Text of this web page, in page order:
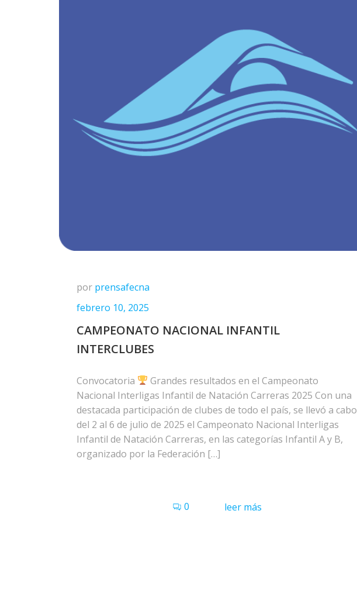
por prensafecna
febrero 10, 2025
CAMPEONATO NACIONAL INFANTIL
INTERCLUBES
Convocatoria
Grandes resultados en el Campeonato
Nacional Interligas Infantil de Natación Carreras 2025 Con una
destacada participación de clubes de todo el país, se llevó a cabo
del 2 al 6 de julio de 2025 el Campeonato Nacional Interligas
Infantil de Natación Carreras, en las categorías Infantil A y B,
organizado por la Federación […]
0 leer más